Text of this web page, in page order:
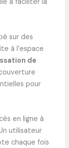
à faciliter la
sur des
à l’espace
de
pour
en ligne à
utilisateur
chaque fois